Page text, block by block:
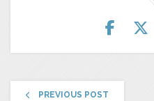
PREVIOUS POST